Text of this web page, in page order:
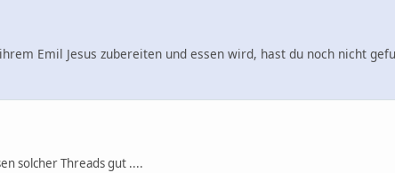
Emil Jesus zubereiten und essen wird, hast du noch nicht
solcher Threads gut ....